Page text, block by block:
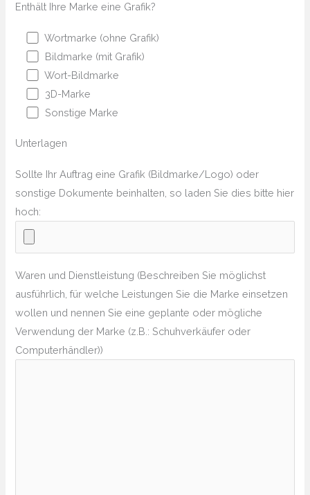
Enthält Ihre Marke eine Grafik?
Wortmarke (ohne Grafik)
Bildmarke (mit Grafik)
Wort-Bildmarke
3D-Marke
Sonstige Marke
Unterlagen
Sollte Ihr Auftrag eine Grafik (Bildmarke/Logo) oder
sonstige Dokumente beinhalten, so laden Sie dies bitte hier
hoch:
Waren und Dienstleistung (Beschreiben Sie möglichst
ausführlich, für welche Leistungen Sie die Marke einsetzen
wollen und nennen Sie eine geplante oder mögliche
Verwendung der Marke (z.B.: Schuhverkäufer oder
Computerhändler))